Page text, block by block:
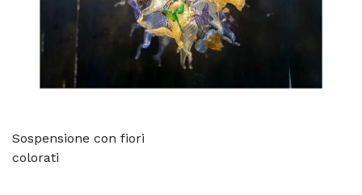
Sospensione con fiori
colorati